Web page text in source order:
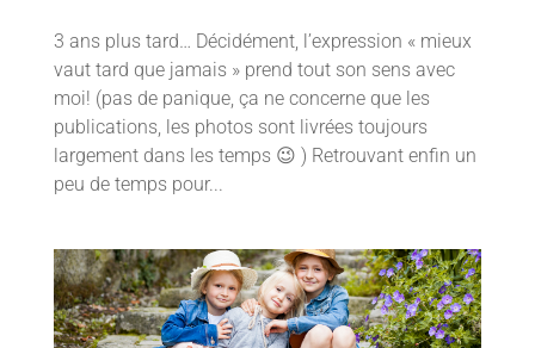
3 ans plus tard… Décidément, l’expression « mieux
vaut tard que jamais » prend tout son sens avec
moi! (pas de panique, ça ne concerne que les
publications, les photos sont livrées toujours
largement dans les temps 😉 ) Retrouvant enfin un
peu de temps pour...